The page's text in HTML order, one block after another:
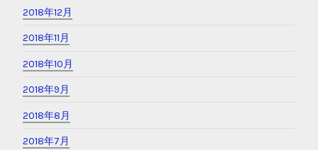
2018年12月
2018年11月
2018年10月
2018年9月
2018年8月
2018年7月